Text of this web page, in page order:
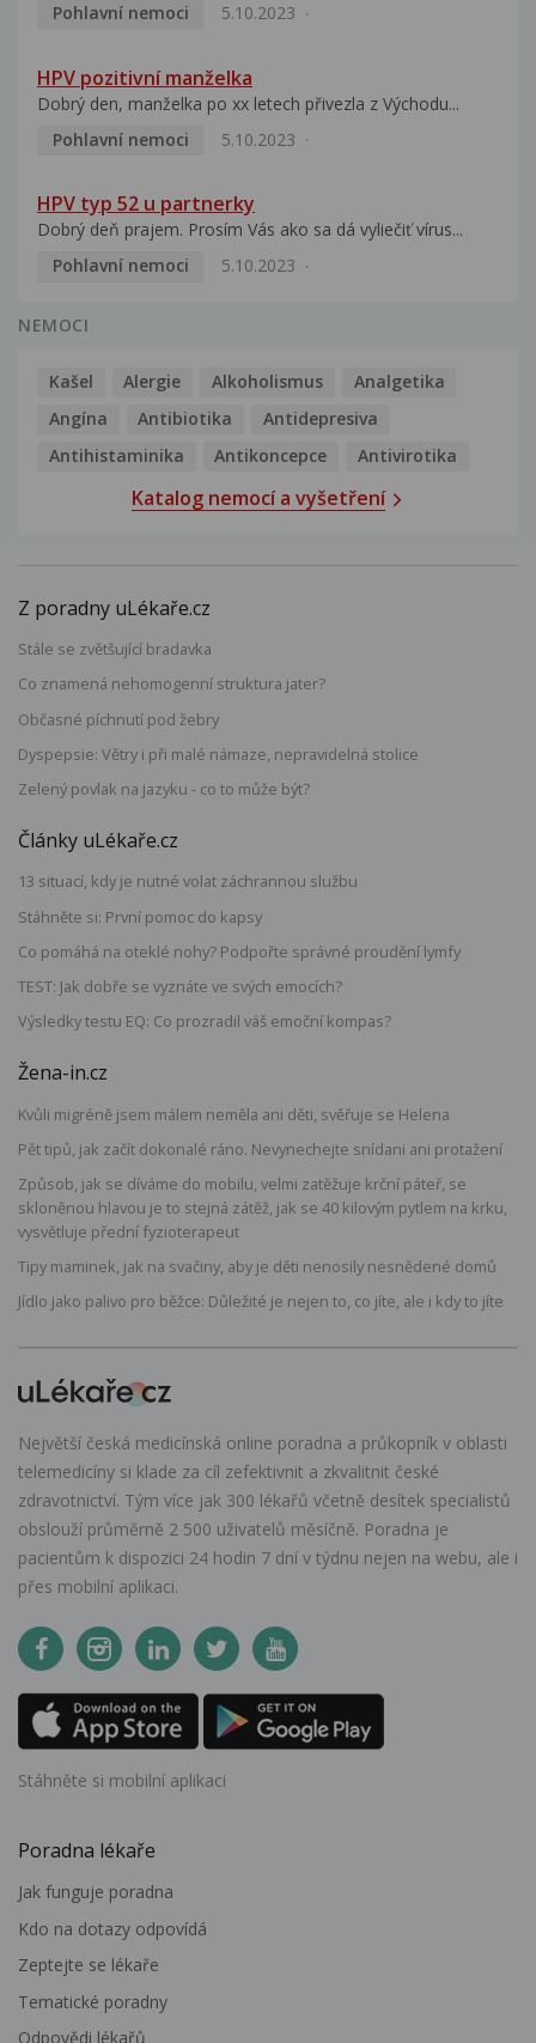
Pohlavní nemoci
5.10.2023
HPV pozitivní manželka
Dobrý den, manželka po xx letech přivezla z Východu...
Pohlavní nemoci
5.10.2023
HPV typ 52 u partnerky
Dobrý deň prajem. Prosím Vás ako sa dá vyliečiť vírus...
Pohlavní nemoci
5.10.2023
NEMOCI
Kašel Alergie Alkoholismus
Analgetika
Angína
Antibiotika
Antidepresiva
Antihistaminika
Antikoncepce Antivirotika
Katalog nemocí a vyšetření
Z poradny uLékaře.cz
Stále se zvětšující bradavka
Co znamená nehomogenní struktura jater?
Občasné píchnutí pod žebry
Dyspepsie: Větry i při malé námaze, nepravidelná stolice
Zelený povlak na jazyku - co to může být?
Články uLékaře.cz
13 situací, kdy je nutné volat záchrannou službu
Stáhněte si: První pomoc do kapsy
Co pomáhá na oteklé nohy? Podpořte správné proudění lymfy
TEST: Jak dobře se vyznáte ve svých emocích?
Výsledky testu EQ: Co prozradil váš emoční kompas?
Žena-in.cz
Kvůli migréně jsem málem neměla ani děti, svěřuje se Helena
Pět tipů, jak začít dokonalé ráno. Nevynechejte snídani ani protažení
Způsob, jak se díváme do mobilu, velmi zatěžuje krční páteř, se
skloněnou hlavou je to stejná zátěž, jak se 40 kilovým pytlem na krku,
vysvětluje přední fyzioterapeut
Tipy maminek, jak na svačiny, aby je děti nenosily nesnědené domů
Jídlo jako palivo pro běžce: Důležité je nejen to, co jíte, ale i kdy to jíte
Největší česká medicínská online poradna a průkopník v oblasti
telemedicíny si klade za cíl zefektivnit a zkvalitnit české
zdravotnictví. Tým více jak 300 lékařů včetně desítek specialistů
obslouží průměrně 2 500 uživatelů měsíčně. Poradna je
pacientům k dispozici 24 hodin 7 dní v týdnu nejen na webu, ale i
přes mobilní aplikaci.
Stáhněte si mobilní aplikaci
Poradna lékaře
Jak funguje poradna
Kdo na dotazy odpovídá
Zeptejte se lékaře
Tematické poradny
Odpovědi lékařů